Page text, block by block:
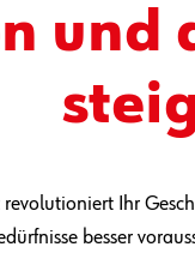
und
Ihr
besser